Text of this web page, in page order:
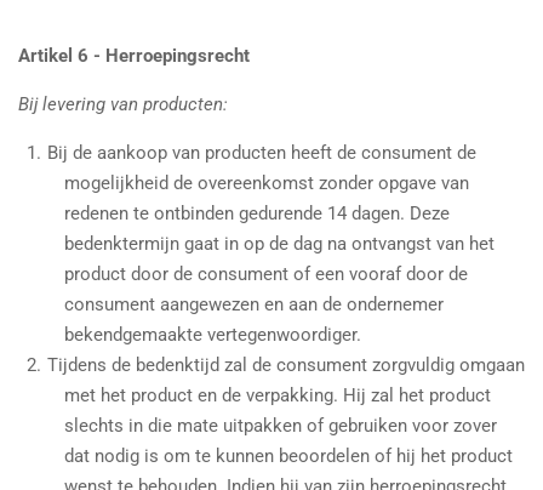
Artikel 6 - Herroepingsrecht
Bij levering van producten:
Bij de aankoop van producten heeft de consument de
mogelijkheid de overeenkomst zonder opgave van
redenen te ontbinden gedurende 14 dagen. Deze
bedenktermijn gaat in op de dag na ontvangst van het
product door de consument of een vooraf door de
consument aangewezen en aan de ondernemer
bekendgemaakte vertegenwoordiger.
Tijdens de bedenktijd zal de consument zorgvuldig omgaan
met het product en de verpakking. Hij zal het product
slechts in die mate uitpakken of gebruiken voor zover
dat nodig is om te kunnen beoordelen of hij het product